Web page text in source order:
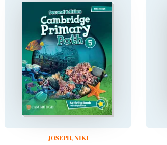
JOSEPH, NIKI